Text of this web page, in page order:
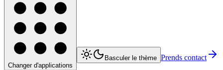
Changer d'applications
Basculer le thème Prends contact